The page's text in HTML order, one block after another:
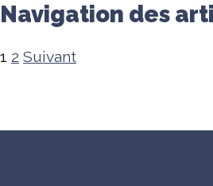
Navigation des
1 2 Suivant